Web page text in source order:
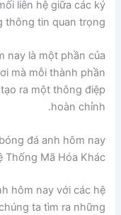
liên hệ giữa các ký
tin quan trọng.
nay là một phần của
mà mỗi thành phần
ra một thông điệp
hoàn chỉnh.
đá anh hôm nay
Thống Mã Hóa Khác
hôm nay với các hệ
ta tìm ra những